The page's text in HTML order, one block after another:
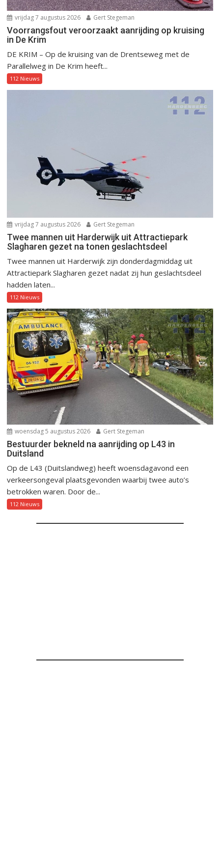
vrijdag 7 augustus 2026 Gert Stegeman
Voorrangsfout veroorzaakt aanrijding op kruising
in De Krim
DE KRIM – Op de kruising van de Drentseweg met de
Parallelweg in De Krim heeft...
112 Nieuws
vrijdag 7 augustus 2026 Gert Stegeman
Twee mannen uit Harderwijk uit Attractiepark
Slagharen gezet na tonen geslachtsdeel
Twee mannen uit Harderwijk zijn donderdagmiddag uit
Attractiepark Slagharen gezet nadat zij hun geslachtsdeel
hadden laten...
112 Nieuws
woensdag 5 augustus 2026 Gert Stegeman
Bestuurder bekneld na aanrijding op L43 in
Duitsland
Op de L43 (Duitslandweg) heeft woensdagavond een
verkeersongeval plaatsgevonden waarbij twee auto’s
betrokken waren. Door de...
112 Nieuws